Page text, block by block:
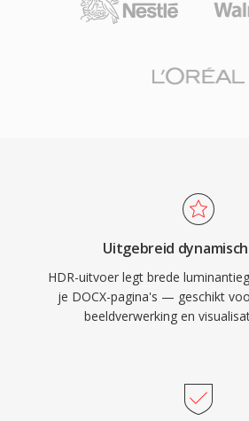
Uitgebreid
HDR-uitvoer legt brede
je DOCX-pagina's — geschikt
beeldverwerking en